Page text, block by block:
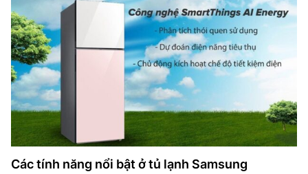
Các tính năng nổi bật ở tủ lạnh Samsung